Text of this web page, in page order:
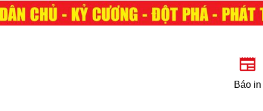
Báo in